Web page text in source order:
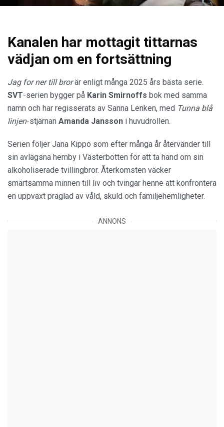
Kanalen har mottagit tittarnas
vädjan om en fortsättning
Jag for ner till brorär enligt många 2025 års bästa serie.
SVT-serien bygger på Karin Smirnoffs bok med samma
namn och har regisserats av Sanna Lenken, med Tunna blå
linjen-stjärnan Amanda Jansson i huvudrollen.
Serien följer Jana Kippo som efter många år återvänder till
sin avlägsna hemby i Västerbotten för att ta hand om sin
alkoholiserade tvillingbror. Återkomsten väcker
smärtsamma minnen till liv och tvingar henne att konfrontera
en uppväxt präglad av våld, skuld och familjehemligheter.
ANNONS